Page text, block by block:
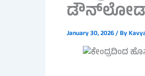
ಡೌನ್‌ಲೋಡ್
January 30, 2026/ By